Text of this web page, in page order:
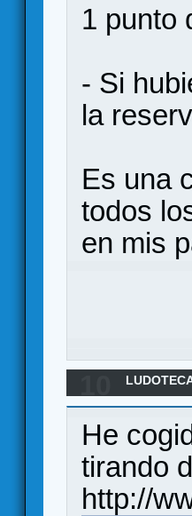
1 punto
- Si
la
Es una
todos
en mis
He
tirando
http://